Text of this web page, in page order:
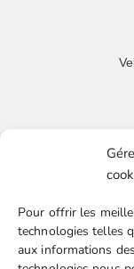
Pour offrir les
technologies telles
aux informations